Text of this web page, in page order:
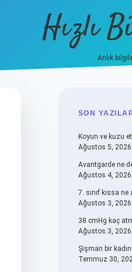
Hızlı
Anlık
SON
Koyun ve kuzu
Ağustos 5, 2026
Avantgarde ne
Ağustos 4, 2026
7. sınıf kıssa
Ağustos 3, 2026
38 cmHg kaç
Ağustos 3, 2026
Şişman bir
Temmuz 30,